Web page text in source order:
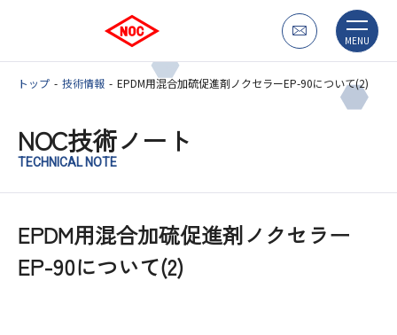
MENU
トップ 技術情報 EPDM用混合加硫促進剤ノクセラーEP-90について(2)
NOC技術ノート
TECHNICAL NOTE
EPDM用混合加硫促進剤ノクセラー
EP-90について(2)